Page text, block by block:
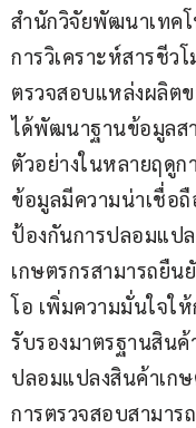
สำนักวิจัยพัฒนาเทค
การวิเคราะห์สารชีว
ตรวจสอบแหล่งผลิต
ได้พัฒนาฐานข้อมูลส
ตัวอย่างในหลายฤดูก
ข้อมูลมีความน่าเชื่อถื
ป้องกันการปลอมแป
เกษตรกรสามารถยื
โอ เพิ่มความมั่นใจใ
รับรองมาตรฐานสิน
ปลอมแปลงสินค้าเก
การตรวจสอบสามา